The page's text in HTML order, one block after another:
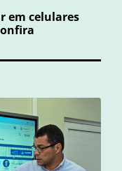
em celulares